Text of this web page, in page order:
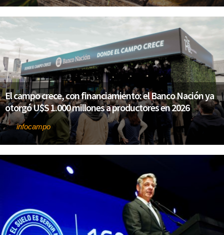
El campo crece, con financiamiento: el Banco Nación ya
otorgó U$S 1.000 millones a productores en 2026
Porinfocampo